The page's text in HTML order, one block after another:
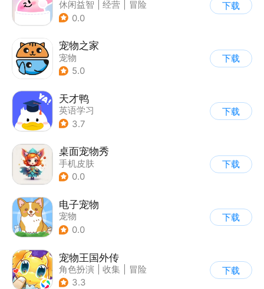
休闲益智 经营
冒险
| 剧情
0.0
下载
宠物之家
宠物
5.0
下载
天才鸭
英语学习
3.7
下载
桌面宠物秀
手机皮肤
0.0
下载
电子宠物
宠物
0.0
下载
宠物王国外传
角色扮演 收集
冒险
| 宠物
3.3
下载